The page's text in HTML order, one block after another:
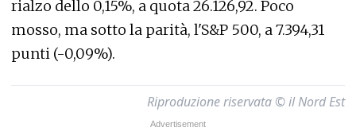
rialzo dello 0,15%, a quota 26.126,92. Poco
mosso, ma sotto la parità, l'S&P 500, a 7.394,31
punti (-0,09%).
Riproduzione riservata © il Nord Est